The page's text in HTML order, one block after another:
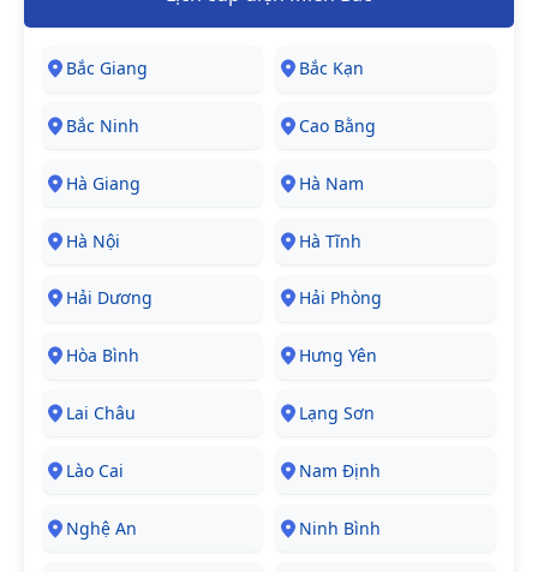
Bắc Giang Bắc Kạn
Bắc Ninh Cao Bằng
Hà Giang Hà Nam
Hà Nội Hà Tĩnh
Hải Dương Hải Phòng
Hòa Bình Hưng Yên
Lai Châu Lạng Sơn
Lào Cai Nam Định
Nghệ An Ninh Bình